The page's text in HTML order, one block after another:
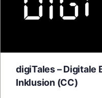
digiTales – Digitale
Inklusion (CC)